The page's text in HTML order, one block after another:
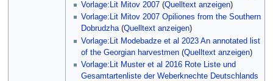
Vorlage:Lit Mitov 2007 (Quelltext anzeigen)
Vorlage:Lit Mitov 2007 Opiliones from the Southern
Dobrudzha(Quelltext anzeigen)
Vorlage:Lit Modebadze et al 2023 An annotated list
of the Georgian harvestmen (Quelltext anzeigen)
Vorlage:Lit Muster et al 2016 Rote Liste und
Gesamtartenliste der Weberknechte Deutschlands